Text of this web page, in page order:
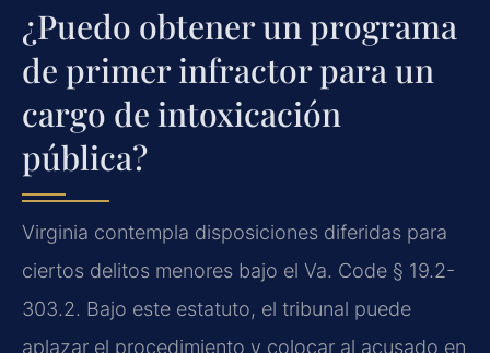
¿Puedo obtener un programa
de primer infractor para un
cargo de intoxicación
pública?
Virginia contempla disposiciones diferidas para
ciertos delitos menores bajo el Va. Code § 19.2-
303.2. Bajo este estatuto, el tribunal puede
aplazar el procedimiento y colocar al acusado en